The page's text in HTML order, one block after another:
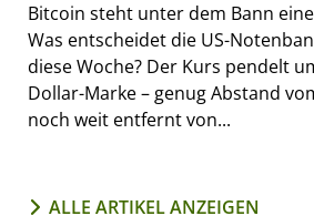
Bitcoin steht unter dem Bann
Was entscheidet die US-
diese Woche? Der Kurs pendelt
Dollar-Marke – genug Abstand
noch weit entfernt von...
ALLE ARTIKEL ANZEIGEN